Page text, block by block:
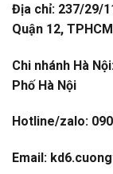
Địa chỉ: 237/29/
Quận 12, TPHCM
Chi nhánh Hà
Phố Hà Nội
Hotline/zalo:
Email: